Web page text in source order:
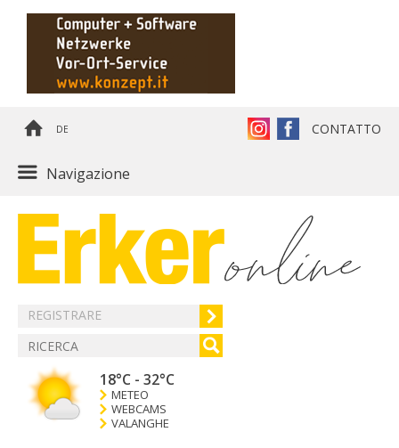
DE CONTATTO
Navigazione
REGISTRARE
18°C - 32°C
METEO
WEBCAMS
VALANGHE